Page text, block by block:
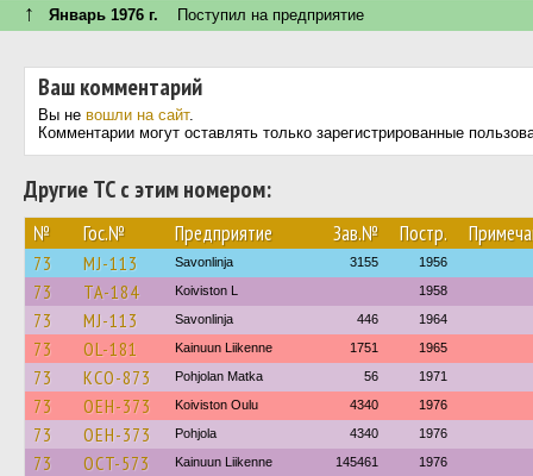
↑ Январь 1976 г. Поступил на предприятие
Ваш комментарий
Вы не вошли на сайт.
Комментарии могут оставлять только зарегистрированные
Другие ТС с этим номером:
№ Гос.№ Предприятие Зав.№ Постр.
73 MJ-113 Savonlinja 3155 1956
73 TA-184 Koiviston L 1958
73 MJ-113 Savonlinja 446 1964
73 OL-181 Kainuun Liikenne 1751 1965
73 KCO-873 Pohjolan Matka 56 1971
73 OEH-373 Koiviston Oulu 4340 1976
73 OEH-373 Pohjola 4340 1976
73 OCT-573 Kainuun Liikenne 145461 1976